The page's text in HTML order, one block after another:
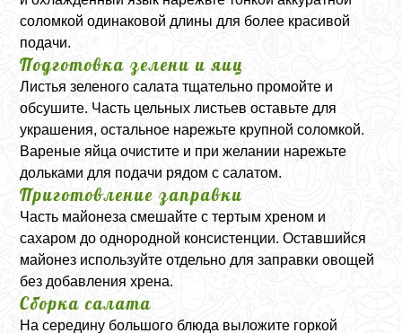
соломкой одинаковой длины для более красивой
подачи.
Подготовка зелени и яиц
Листья зеленого салата тщательно промойте и
обсушите. Часть цельных листьев оставьте для
украшения, остальное нарежьте крупной соломкой.
Вареные яйца очистите и при желании нарежьте
дольками для подачи рядом с салатом.
Приготовление заправки
Часть майонеза смешайте с тертым хреном и
сахаром до однородной консистенции. Оставшийся
майонез используйте отдельно для заправки овощей
без добавления хрена.
Сборка салата
На середину большого блюда выложите горкой